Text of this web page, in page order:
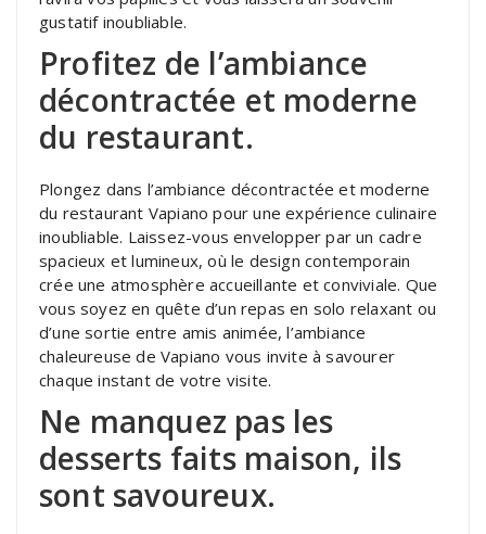
gustatif inoubliable.
Profitez de l’ambiance
décontractée et moderne
du restaurant.
Plongez dans l’ambiance décontractée et moderne
du restaurant Vapiano pour une expérience culinaire
inoubliable. Laissez-vous envelopper par un cadre
spacieux et lumineux, où le design contemporain
crée une atmosphère accueillante et conviviale. Que
vous soyez en quête d’un repas en solo relaxant ou
d’une sortie entre amis animée, l’ambiance
chaleureuse de Vapiano vous invite à savourer
chaque instant de votre visite.
Ne manquez pas les
desserts faits maison, ils
sont savoureux.